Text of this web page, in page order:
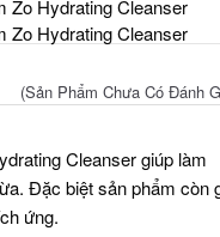
(Sản Phẩm Chưa Có Đánh
Cleanser giúp làm
Đặc biệt sản phẩm còn
ứng.